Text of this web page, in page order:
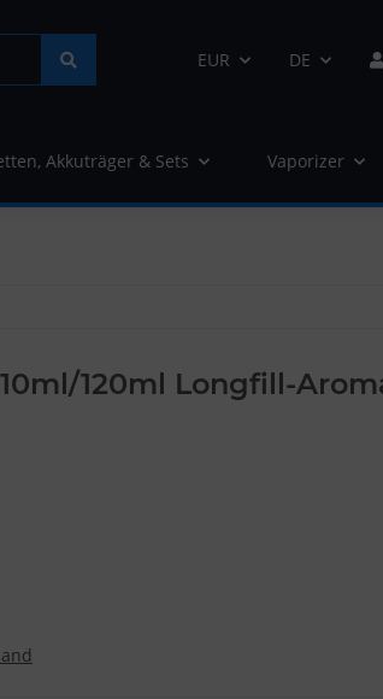
EUR DE
Akkuträger & Sets Vaporizer
120ml Longfill-